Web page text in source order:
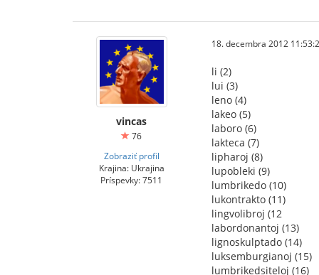
vincas
76
Zobraziť profil
Krajina: Ukrajina
Príspevky: 7511
18. decembra 2012
li (2)
lui (3)
leno (4)
lakeo (5)
laboro (6)
lakteca (7)
lipharoj (8)
lupobleki (9)
lumbrikedo (10)
lukontrakto (11)
lingvolibroj (12
labordonantoj (13)
lignoskulptado (14)
luksemburgianoj (15)
lumbrikedsiteloj (16)